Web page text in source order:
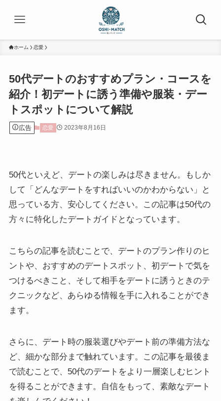
ホーム 恋愛
50代デートのおすすめプラン・コースを
紹介！初デートに誘う準備や服装・デー
トスポットについて解説
広告 恋愛 2023年8月16日
50代といえど、デートの楽しみは尽きません。もしか
して「どんなデートをすればいいのかわからない」と
思っている方、安心してください。この記事は50代の
方々に特化したデートガイドとなっています。
こちらの記事を読むことで、デートのプラン作りのヒ
ントや、おすすめのデートスポット、初デートで気を
つけるべきこと、そして相手をデートに誘うときのテ
クニックなど、あらゆる情報を手に入れることができ
ます。
さらに、デート時の服装選びやデート前の準備方法な
ど、細かな部分まで触れています。この記事を最後ま
で読むことで、50代のデートをより一層楽しむヒント
を得ることができます。自信をもって、素敵なデート